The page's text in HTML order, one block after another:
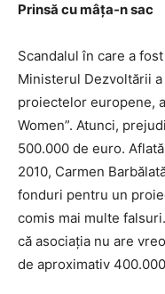
Prinsă cu mâţa-n sac
Scandalul în care a
Ministerul Dezvoltării
proiectelor europene,
Women”. Atunci,
500.000 de euro.
2010, Carmen
fonduri pentru un
comis mai multe
că asociaţia nu are
de aproximativ